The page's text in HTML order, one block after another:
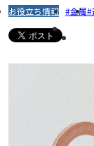
お役立ち情報 金属